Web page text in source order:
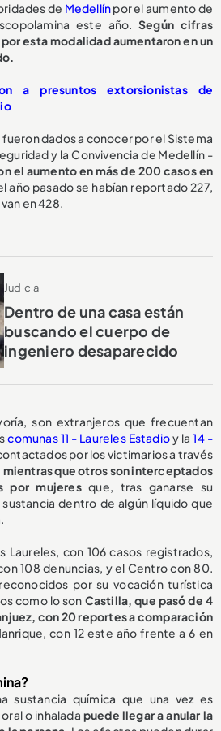
de Medellínpor el aumento de
este año.Según cifras
esta modalidad aumentaron en un
a presuntos extorsionistas de
dados a conocer por el Sistema
y la Convivencia de Medellín -
el aumento en más de 200 casos en
año pasado se habían reportado 227,
en 428.
Judicial
Dentro de una casa están
buscando el cuerpo de
ingeniero desaparecido
son extranjeros que frecuentan
comunas 11 - Laureles Estadioy la14 -
por los victimarios a través
mientras que otros son interceptados
por mujeresque, tras ganarse su
dentro de algún líquido que
Laureles, con 106 casos registrados,
108 denuncias, y el Centro con 80.
por su vocación turística
como lo son Castilla, que pasó de 4
con 20 reportes a comparación
con 12 este año frente a 6 en
sustancia química que una vez es
o inhalada puede llegar a anular la